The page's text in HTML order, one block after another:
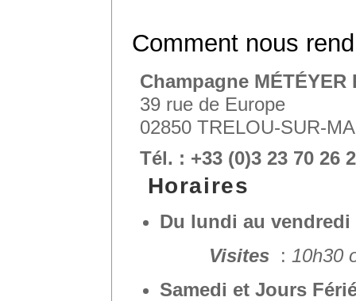
Comment nous
Champagne MÉTÉYER
39 rue de Europe
02850 TRELOU-SUR-
Tél. : +33 (0)3 23 70 26
Horaires
Du lundi au vendredi
Visites : 10h30
Samedi et Jours